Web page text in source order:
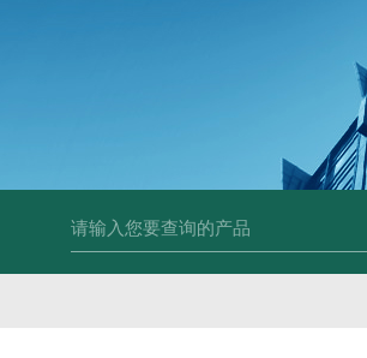
储能箱风机 储能柜专用风机 PF-200/300/400/